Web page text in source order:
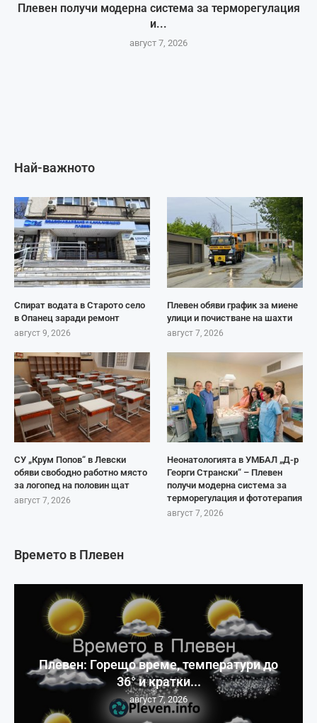
Плевен получи модерна система за терморегулация
и...
август 7, 2026
Най-важното
Спират водата в Старото село
в Опанец заради ремонт
август 9, 2026
Плевен обяви график за миене
улици и почистване на шахти
август 7, 2026
СУ „Крум Попов“ в Левски
обяви свободно работно място
за логопед на половин щат
август 7, 2026
Неонатологията в УМБАЛ „Д-р
Георги Странски“ – Плевен
получи модерна система за
терморегулация и фототерапия
август 7, 2026
Времето в Плевен
Плевен: Горещо време, температури до
36° и кратки...
август 7, 2026